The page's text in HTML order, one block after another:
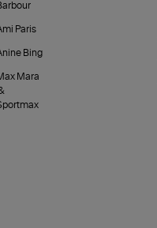
Paris
Bing
Mara